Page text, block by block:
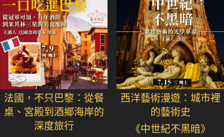
法國，不只巴黎：從餐
桌、宮殿到酒鄉海岸的
深度旅行
西洋藝術漫遊：城市裡
的藝術史
《中世紀不黑暗》